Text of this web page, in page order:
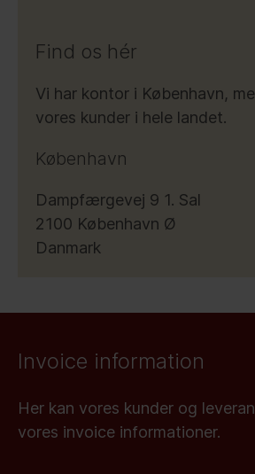
Find os hér
Vi har kontor i København,
vores kunder i hele landet.
København
Dampfærgevej 9 1. Sal
2100 København Ø
Danmark
Invoice information
Her kan vores kunder og
vores invoice informationer.